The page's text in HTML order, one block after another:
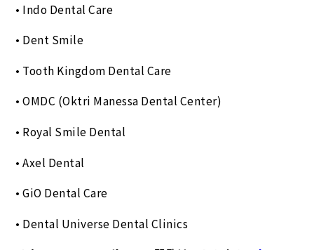
• Indo Dental Care
• Dent Smile
• Tooth Kingdom Dental Care
• OMDC (Oktri Manessa Dental Center)
• Royal Smile Dental
• Axel Dental
• GiO Dental Care
• Dental Universe Dental Clinics